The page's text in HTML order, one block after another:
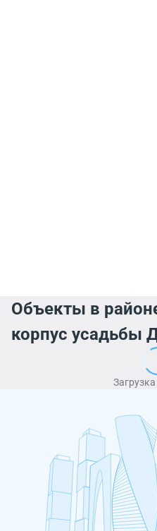
Объекты в
корпус усадьбы